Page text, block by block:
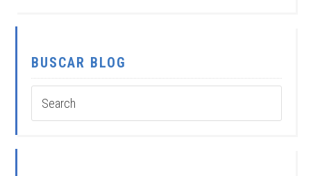
BUSCAR BLOG